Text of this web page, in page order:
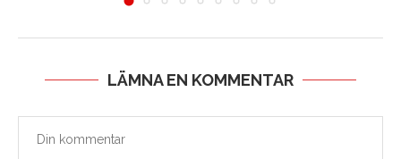
LÄMNA EN KOMMENTAR